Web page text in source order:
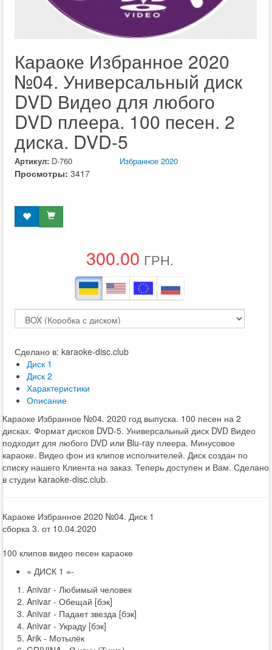
Караоке Избранное 2020
№04. Универсальный диск
DVD Видео для любого
DVD плеера. 100 песен. 2
диска. DVD-5
Артикул: D-760 Избранное 2020
Просмотры: 3417
300.00 ГРН.
Сделано в: karaoke-disc.club
Диск 1
Диск 2
Характеристики
Описание
Караоке Избранное №04. 2020 год выпуска. 100 песен на 2
дисках. Формат дисков DVD-5. Универсальный диск DVD Видео
подходит для любого DVD или Blu-ray плеера. Минусовое
караоке. Видео фон из клипов исполнителей. Диск создан по
списку нашего Клиента на заказ. Теперь доступен и Вам. Сделано
в студии karaoke-disc.club.
Караоке Избранное 2020 №04. Диск 1
сборка 3. от 10.04.2020
100 клипов видео песен караоке
= ДИСК 1 =-
Anivar - Любимый человек
Anivar - Обещай [бэк]
Anivar - Падает звезда [бэк]
Anivar - Украду [бэк]
Arik - Мотылёк